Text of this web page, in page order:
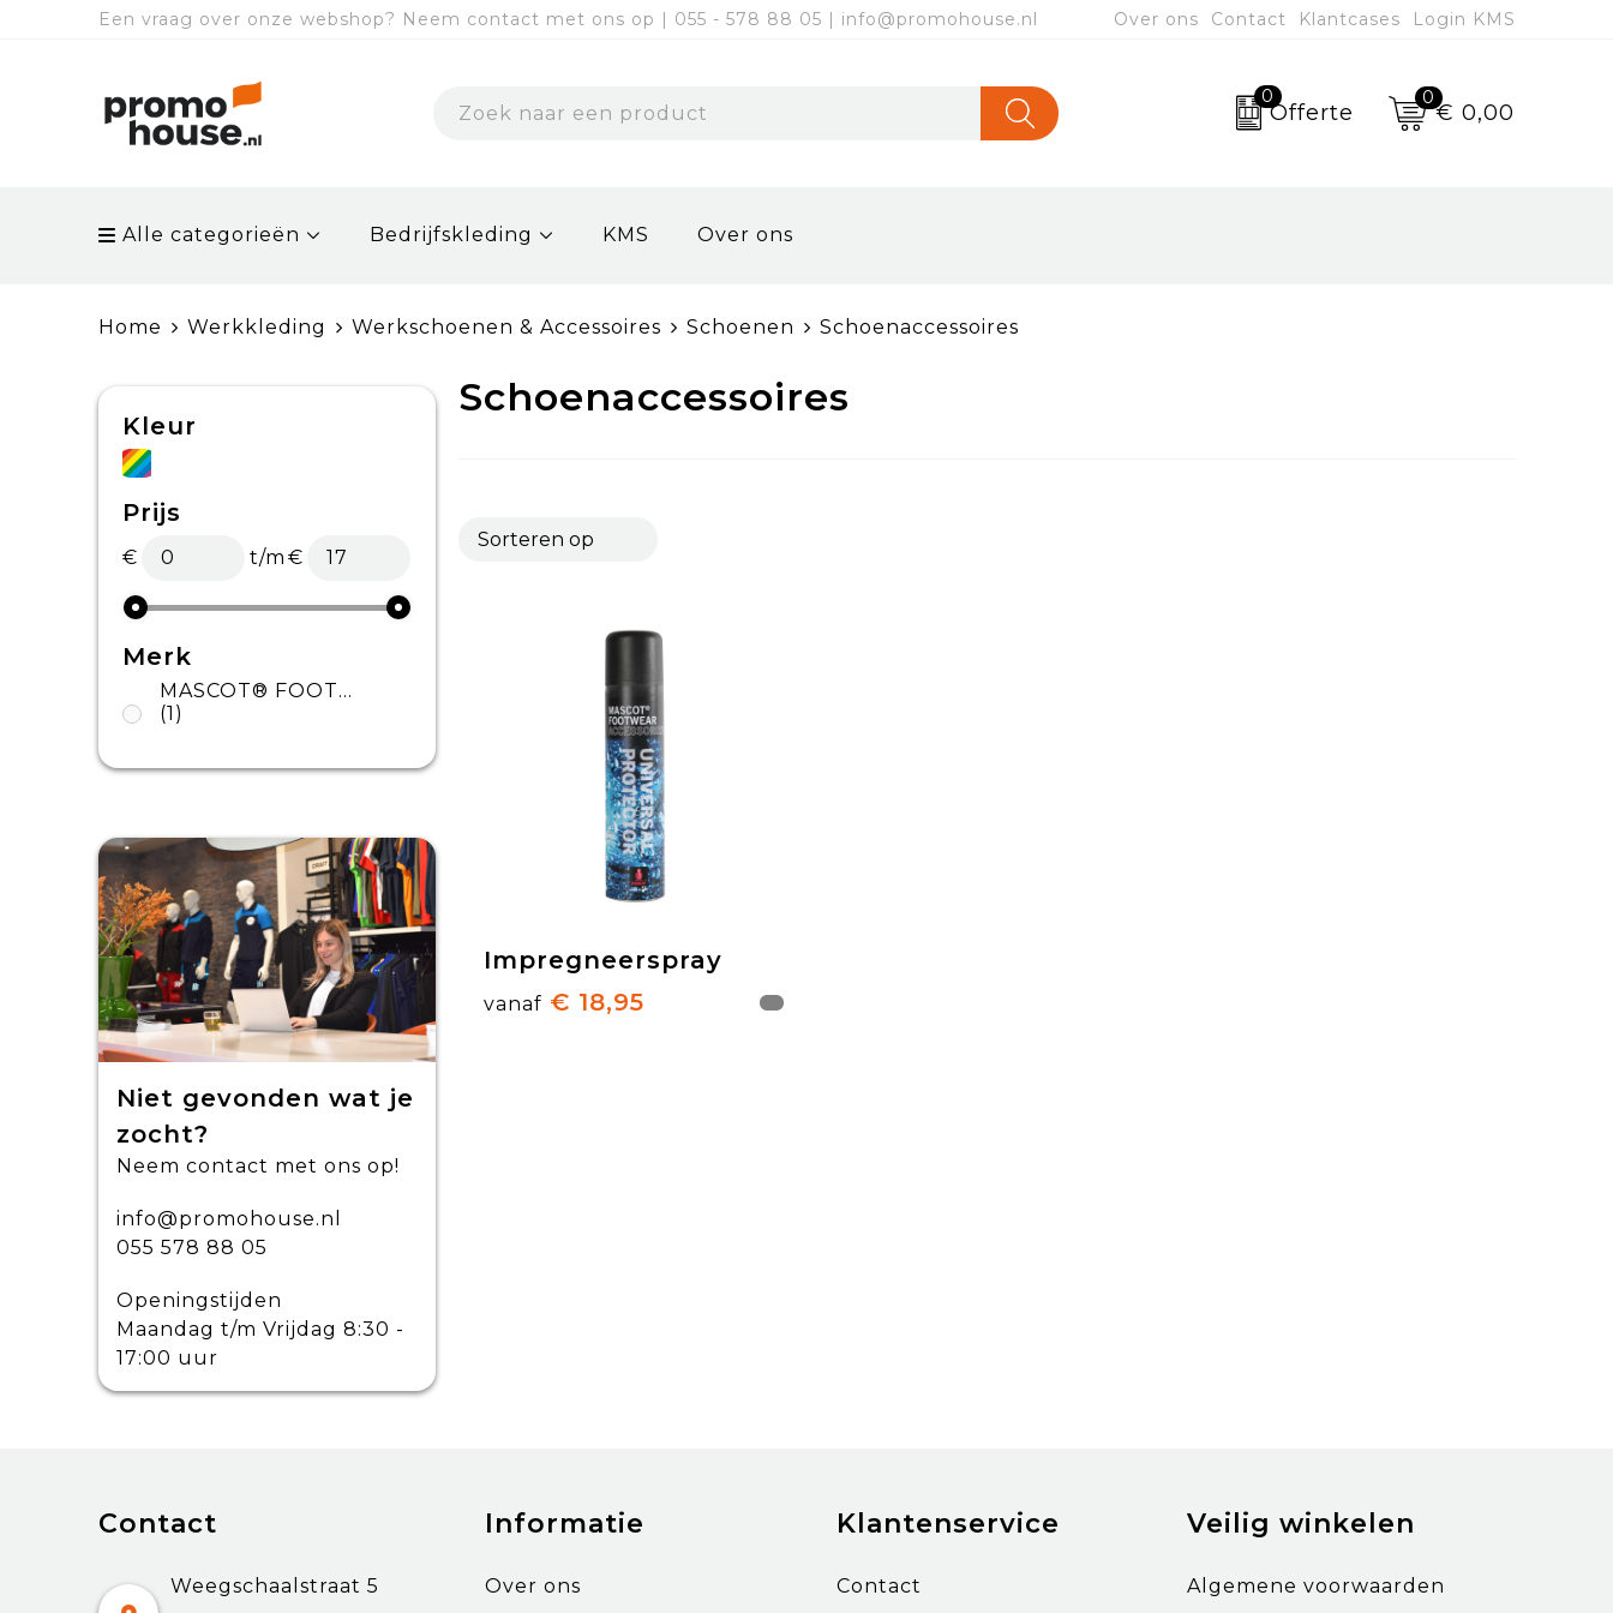
Een vraag over onze webshop? Neem contact met ons op | 055 - 578 88 05 | info@promohouse.nl Over ons Contact Klantcases Login KMS
0
Offerte
0
€ 0,00
Alle categorieën Bedrijfskleding KMS Over ons
Home Werkkleding Werkschoenen & Accessoires Schoenen Schoenaccessoires
Kleur
Prijs
€ t/m €
Merk
MASCOT® FOOTWEAR ACCESSORIES
(1)
Niet gevonden wat je
zocht?
Neem contact met ons op!
info@promohouse.nl
055 578 88 05
Openingstijden
Maandag t/m Vrijdag 8:30 -
17:00 uur
Schoenaccessoires
Impregneerspray
vanaf € 18,95
Contact
Weegschaalstraat 5
Informatie
Over ons
Klantenservice
Contact
Veilig winkelen
Algemene voorwaarden